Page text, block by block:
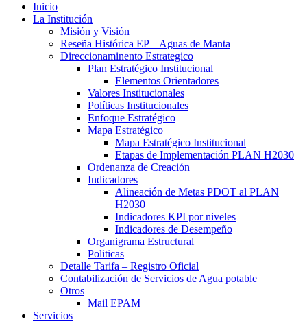
Inicio
La Institución
Misión y Visión
Reseña Histórica EP – Aguas de Manta
Direccionaminento Estrategico
Plan Estratégico Institucional
Elementos Orientadores
Valores Institucionales
Políticas Institucionales
Enfoque Estratégico
Mapa Estratégico
Mapa Estratégico Institucional
Etapas de Implementación PLAN H2030
Ordenanza de Creación
Indicadores
Alineación de Metas PDOT al PLAN
H2030
Indicadores KPI por niveles
Indicadores de Desempeño
Organigrama Estructural
Politicas
Detalle Tarifa – Registro Oficial
Contabilización de Servicios de Agua potable
Otros
Mail EPAM
Servicios